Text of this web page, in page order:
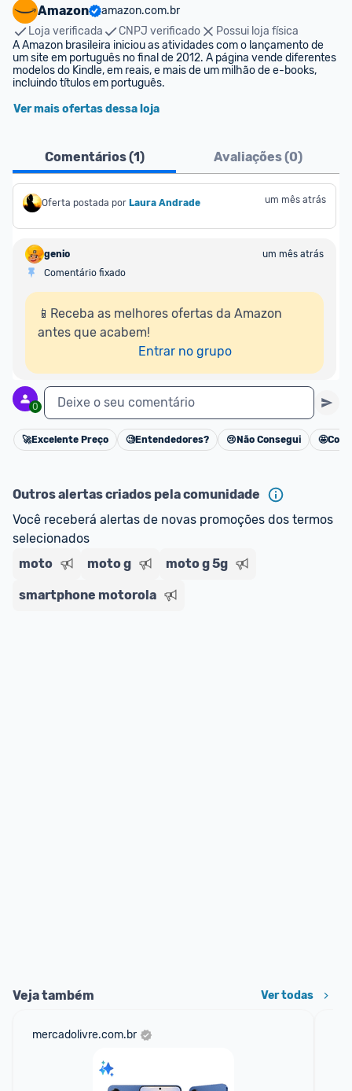
Amazon
amazon.com.br
Loja verificada
CNPJ verificado
Possui loja física
A Amazon brasileira iniciou as atividades com o lançamento de
um site em português no final de 2012. A página vende diferentes
modelos do Kindle, em reais, e mais de um milhão de e-books,
incluindo títulos em português.
Ver mais ofertas dessa loja
Comentários (1) Avaliações (0)
Oferta postada por Laura Andrade um mês atrás
genio
um mês atrás
Comentário fixado
📱Receba as melhores ofertas da Amazon
antes que acabem!
Entrar no grupo
0 Deixe o seu comentário
Cancelar
🚀Excelente Preço 🧐Entendedores? 😢 Não Consegui 🤩
Outros alertas criados pela comunidade
Você receberá alertas de novas promoções dos termos
selecionados
moto
moto g moto g 5g
smartphone motorola
Veja também Ver todas
mercadolivre.com.br